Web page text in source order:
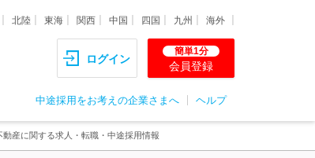
北陸 東海 関西 中国 四国 九州 海外
ログイン
簡単1分
会員登録
中途採用をお考えの企業さまへ ヘルプ
動産に関する求人・転職・中途採用情報